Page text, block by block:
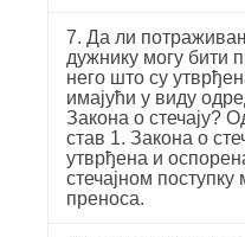
7. Да ли
дужнику могу бити
него што су
имајући у виду
Закона о стечају?
став 1. Закона о
утврђена и
стечајном
преноса.